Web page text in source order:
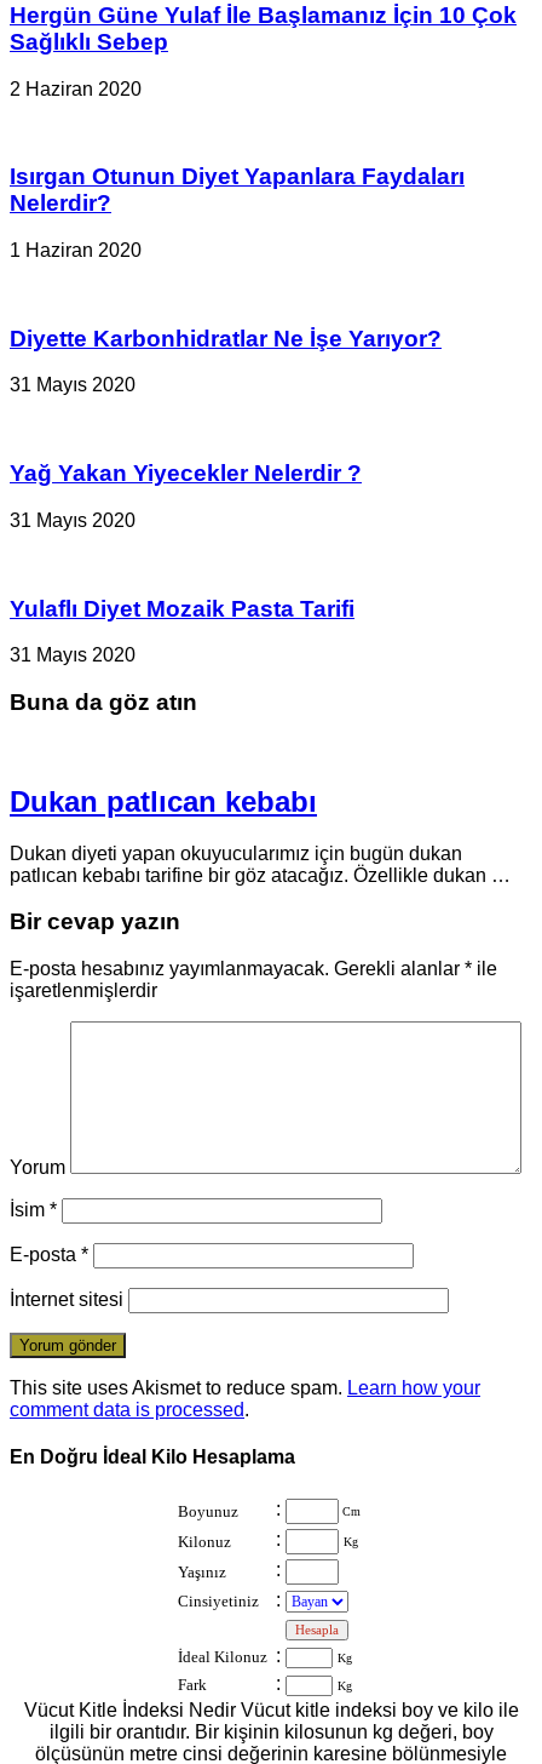
Hergün Güne Yulaf İle Başlamanız İçin 10 Çok
Sağlıklı Sebep
2 Haziran 2020
Isırgan Otunun Diyet Yapanlara Faydaları
Nelerdir?
1 Haziran 2020
Diyette Karbonhidratlar Ne İşe Yarıyor?
31 Mayıs 2020
Yağ Yakan Yiyecekler Nelerdir ?
31 Mayıs 2020
Yulaflı Diyet Mozaik Pasta Tarifi
31 Mayıs 2020
Buna da göz atın
Dukan patlıcan kebabı
Dukan diyeti yapan okuyucularımız için bugün dukan
patlıcan kebabı tarifine bir göz atacağız. Özellikle dukan …
Bir cevap yazın
E-posta hesabınız yayımlanmayacak. Gerekli alanlar * ile
işaretlenmişlerdir
Yorum
İsim *
E-posta *
İnternet sitesi
This site uses Akismet to reduce spam. Learn how your
comment data is processed.
En Doğru İdeal Kilo Hesaplama
Boyunuz : Cm
Kilonuz : Kg
Yaşınız :
Cinsiyetiniz
:
İdeal Kilonuz : Kg
Fark : Kg
Vücut Kitle İndeksi Nedir Vücut kitle indeksi boy ve kilo ile
ilgili bir orantıdır. Bir kişinin kilosunun kg değeri, boy
ölçüsünün metre cinsi değerinin karesine bölünmesiyle